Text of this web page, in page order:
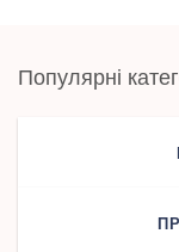
Популярні